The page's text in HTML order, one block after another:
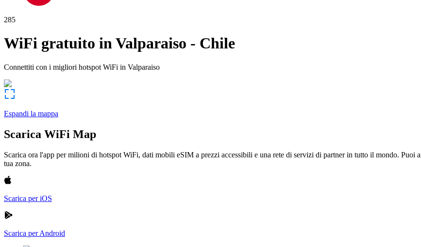
285
WiFi gratuito inValparaiso - Chile
Connettiti con i migliori hotspot WiFi in Valparaiso
Espandi la mappa
Scarica WiFi Map
Scarica ora l'app per milioni di hotspot WiFi, dati mobili eSIM a prezzi accessibili e una rete di servizi di partner in tutto il mondo. Puoi
tua zona.
Scarica per iOS
Scarica per Android